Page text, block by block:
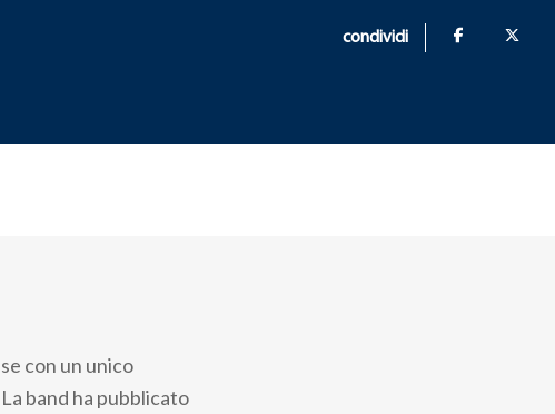
condividi
con un unico
band ha pubblicato